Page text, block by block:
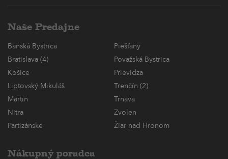
Naše Predajne
Banská Bystrica
Piešťany
Bratislava (4)
Považská Bystrica
Košice
Prievidza
Liptovský Mikuláš
Trenčín (2)
Martin
Trnava
Nitra
Zvolen
Partizánske
Žiar nad Hronom
Nákupný poradca